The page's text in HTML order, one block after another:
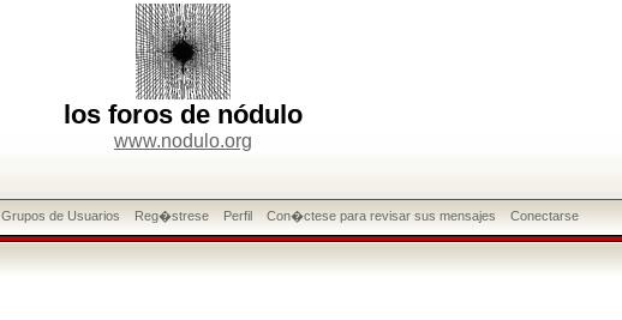
los foros de nódulo
www.nodulo.org
Grupos de Usuarios Reg�strese Perfil Con�ctese para revisar sus mensajes Conectarse